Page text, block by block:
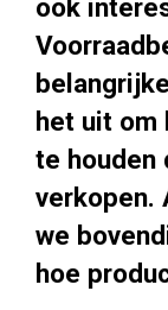
ook
het uit
te houden
verkopen.
we
hoe